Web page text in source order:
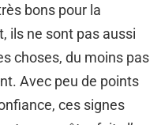
bons pour la
ils ne sont pas aussi
choses, du moins pas
Avec peu de points
ces signes